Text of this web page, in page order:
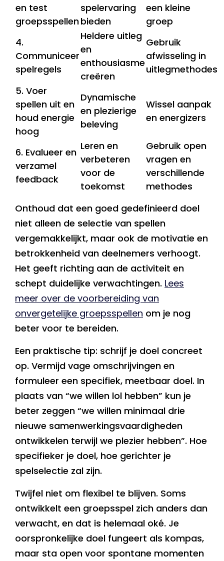
en test
groepsspellen
spelervaring
bieden
een kleine
groep
4.
Communiceer
spelregels
Heldere uitleg
en
enthousiasme
creëren
Gebruik
afwisseling in
uitlegmethodes
5. Voer
spellen uit en
houd energie
hoog
Dynamische
en plezierige
beleving
Wissel aanpak
en energizers
6. Evalueer en
verzamel
feedback
Leren en
verbeteren
voor de
toekomst
Gebruik open
vragen en
verschillende
methodes
Onthoud dat een goed gedefinieerd doel
niet alleen de selectie van spellen
vergemakkelijkt, maar ook de motivatie en
betrokkenheid van deelnemers verhoogt.
Het geeft richting aan de activiteit en
schept duidelijke verwachtingen. Lees
meer over de voorbereiding van
onvergetelijke groepsspellen om je nog
beter voor te bereiden.
Een praktische tip: schrijf je doel concreet
op. Vermijd vage omschrijvingen en
formuleer een specifiek, meetbaar doel. In
plaats van “we willen lol hebben” kun je
beter zeggen “we willen minimaal drie
nieuwe samenwerkingsvaardigheden
ontwikkelen terwijl we plezier hebben”. Hoe
specifieker je doel, hoe gerichter je
spelselectie zal zijn.
Twijfel niet om flexibel te blijven. Soms
ontwikkelt een groepsspel zich anders dan
verwacht, en dat is helemaal oké. Je
oorspronkelijke doel fungeert als kompas,
maar sta open voor spontane momenten